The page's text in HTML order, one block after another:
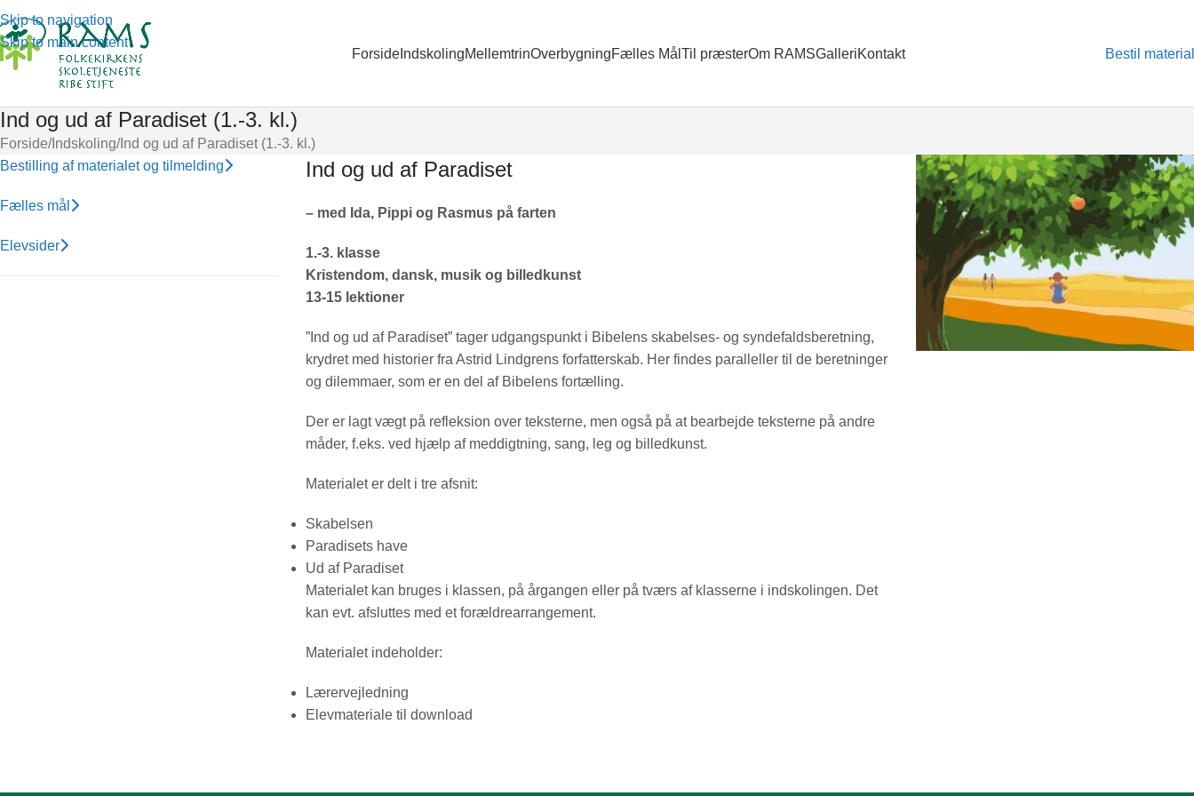
Skip to navigation
Skip to main content
ForsideIndskolingMellemtrinOverbygningFælles Mål Til præsterOm RAMSGalleriKontakt Bestil
Ind og ud af Paradiset (1.-3. kl.)
Forside Indskoling Ind og ud af Paradiset (1.-3. kl.)
Bestilling af materialet og tilmelding
Fælles mål
Elevsider
Ind og ud af Paradiset
– med Ida, Pippi og Rasmus på farten
1.-3. klasse
Kristendom, dansk, musik og billedkunst
13-15 lektioner
”Ind og ud af Paradiset” tager udgangspunkt i Bibelens skabelses- og syndefaldsberetning,
krydret med historier fra Astrid Lindgrens forfatterskab. Her findes paralleller til de beretninger
og dilemmaer, som er en del af Bibelens fortælling.
Der er lagt vægt på refleksion over teksterne, men også på at bearbejde teksterne på andre
måder, f.eks. ved hjælp af meddigtning, sang, leg og billedkunst.
Materialet er delt i tre afsnit:
Skabelsen
Paradisets have
Ud af Paradiset
Materialet kan bruges i klassen, på årgangen eller på tværs af klasserne i indskolingen. Det
kan evt. afsluttes med et forældrearrangement.
Materialet indeholder:
Lærervejledning
Elevmateriale til download